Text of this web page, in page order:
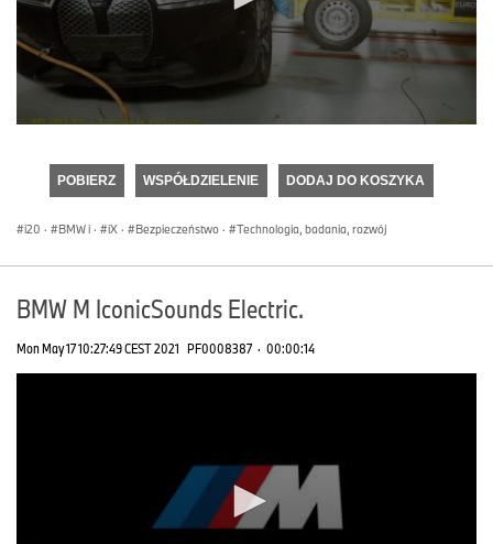
seconds
POBIERZ WSPÓŁDZIELENIE DODAJ DO KOSZYKA
i20 · BMW i · iX · Bezpieczeństwo · Technologia, badania, rozwój
BMW M IconicSounds Electric.
Mon May 17 10:27:49 CEST 2021 PF0008387 · 00:00:14